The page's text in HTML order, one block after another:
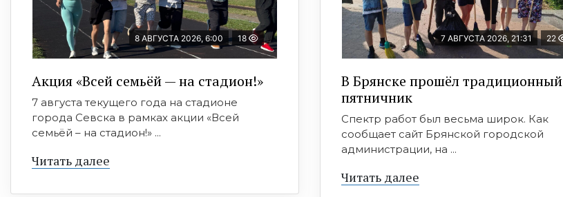
8 АВГУСТА 2026, 6:00 18
Акция «Всей семьёй — на стадион!»
7 августа текущего года на стадионе
города Севска в рамках акции «Всей
семьёй – на стадион!» ...
Читать далее
7 АВГУСТА 2026, 21:31 22
В Брянске прошёл традиционный
пятничник
Спектр работ был весьма широк. Как
сообщает сайт Брянской городской
администрации, на ...
Читать далее